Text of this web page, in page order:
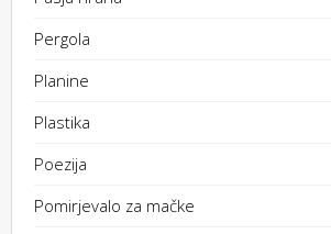
Pergola
Planine
Plastika
Poezija
Pomirjevalo za mačke